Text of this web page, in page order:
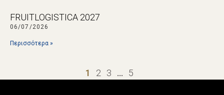
FRUITLOGISTICA 2027
06/07/2026
Περισσότερα »
1 2 3 … 5